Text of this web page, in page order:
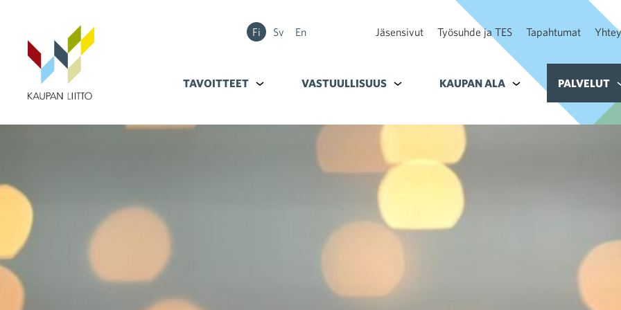
Fi Sv En Jäsensivut Työsuhde ja TES Tapahtumat
TAVOITTEET Alavalikko kohteelle Tavoitteet
VASTUULLISUUS Alavalikko kohteelle Vastuullisuus
KAUPAN ALA Alavalikko kohteelle
PALVELUT